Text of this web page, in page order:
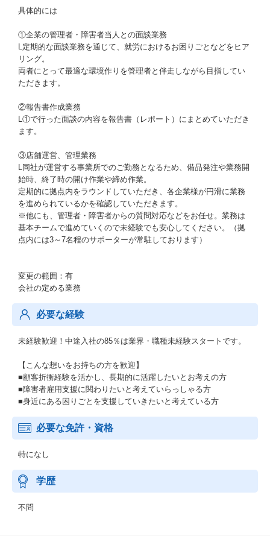
具体的には
①企業の管理者・障害者当人との面談業務
L定期的な面談業務を通じて、就労におけるお困りごとなどをヒア
リング。
両者にとって最適な環境作りを管理者と伴走しながら目指してい
ただきます。
②報告書作成業務
L①で行った面談の内容を報告書（レポート）にまとめていただき
ます。
③店舗運営、管理業務
L同社が運営する事業所でのご勤務となるため、備品発注や業務開
始時、終了時の開け作業や締め作業。
定期的に拠点内をラウンドしていただき、各企業様が円滑に業務
を進められているかを確認していただきます。
※他にも、管理者・障害者からの質問対応などをお任せ。業務は
基本チームで進めていくので未経験でも安心してください。（拠
点内には3～7名程のサポーターが常駐しております）
変更の範囲：有
会社の定める業務
必要な経験
未経験歓迎！中途入社の85％は業界・職種未経験スタートです。
【こんな想いをお持ちの方を歓迎】
■顧客折衝経験を活かし、長期的に活躍したいとお考えの方
■障害者雇用支援に関わりたいと考えていらっしゃる方
■身近にある困りごとを支援していきたいと考えている方
必要な免許・資格
特になし
学歴
不問